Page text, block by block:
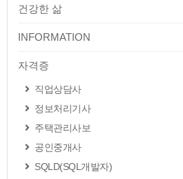
건강한 삶
INFORMATION
자격증
직업상담사
정보처리기사
주택관리사보
공인중개사
SQLD(SQL개발자)